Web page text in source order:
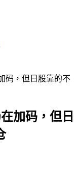
码，但日股靠的不
加码，但日